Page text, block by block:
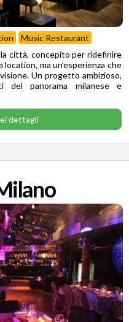
Music Restaurant
città, concepito per ridefinire
ma un’esperienza che
Un progetto ambizioso,
del panorama milanese e
dettagli